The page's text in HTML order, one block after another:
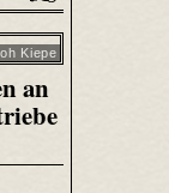
Kiepe
an